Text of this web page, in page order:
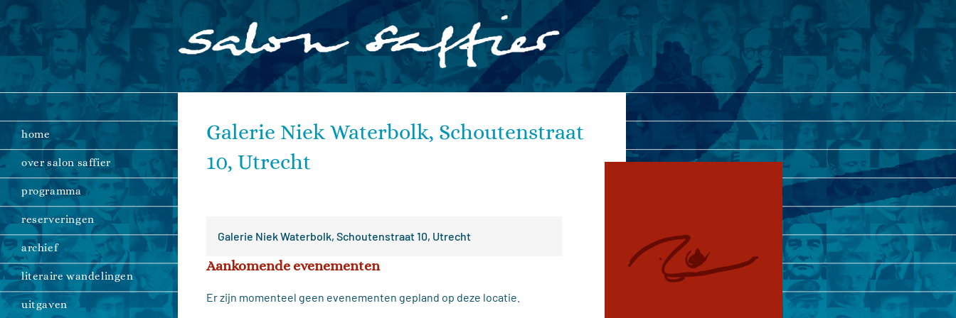
Ga
inhoud
home
over salon saffier
programma
reserveringen
archief
literaire wandelingen
uitgaven
Galerie Niek Waterbolk, Schoutenstraat
10, Utrecht
Galerie Niek Waterbolk, Schoutenstraat 10, Utrecht
Aankomende evenementen
Er zijn momenteel geen evenementen gepland op deze locatie.